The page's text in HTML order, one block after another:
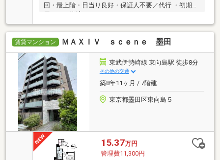
回・最上階・日当り良好・保証人不要／代行 ・初期費
用カード決済可
賃貸マンション ＭＡＸＩＶ ｓｃｅｎｅ 墨田
東武伊勢崎線 東向島駅 徒歩8分
その他の交通
築8年11ヶ月 / 7階建
東京都墨田区東向島５
15.37万円
管理費11,300円